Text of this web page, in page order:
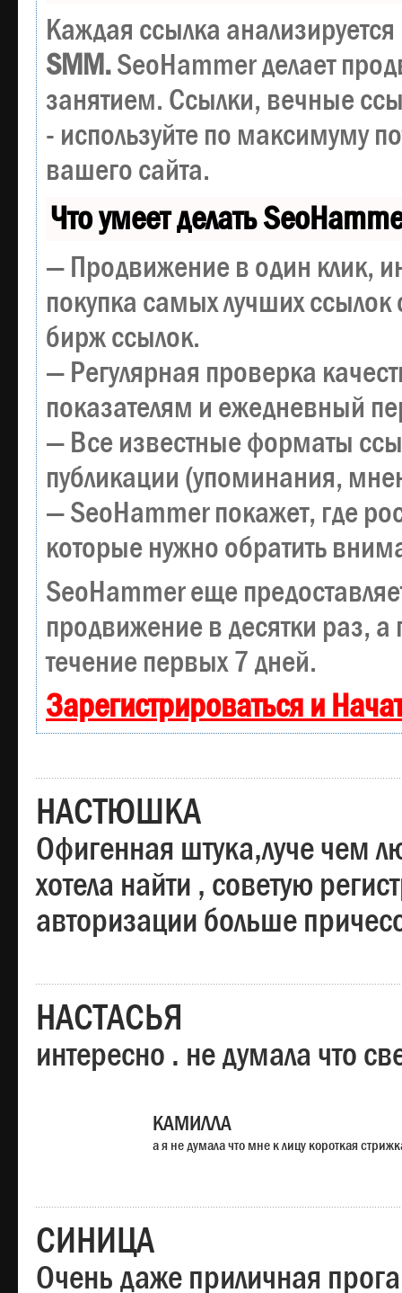
Каждая ссылка
SMM.SeoHammer делает
занятием. Ссылки, вечные
- используйте по максимуму
вашего сайта.
Что умеет делать
— Продвижение в один клик,
покупка самых лучших ссылок
бирж ссылок.
— Регулярная проверка
показателям и ежедневный
— Все известные форматы
публикации (упоминания,
— SeoHammer покажет, где
которые нужно обратить
SeoHammer еще
продвижение в десятки раз, а
течение первых 7 дней.
Зарегистрироваться и
НАСТЮШКА
Офигенная штука,луче чем
хотела найти , советую
авторизации больше
НАСТАСЬЯ
интересно . не думала что
КАМИЛЛА
а я не думала что мне к лицу короткая
СИНИЦА
Очень даже приличная